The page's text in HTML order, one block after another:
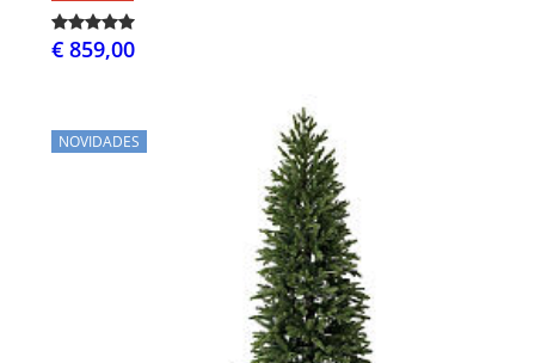
€ 859,00
NOVIDADES